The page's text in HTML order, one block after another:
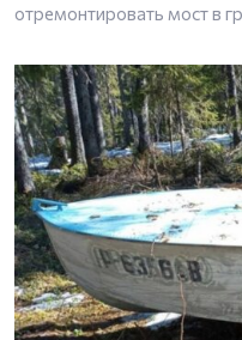
отремонтировать мост в